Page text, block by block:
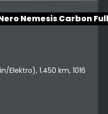
Nemesis Carbon
Elektro), 1.450 km, 1016